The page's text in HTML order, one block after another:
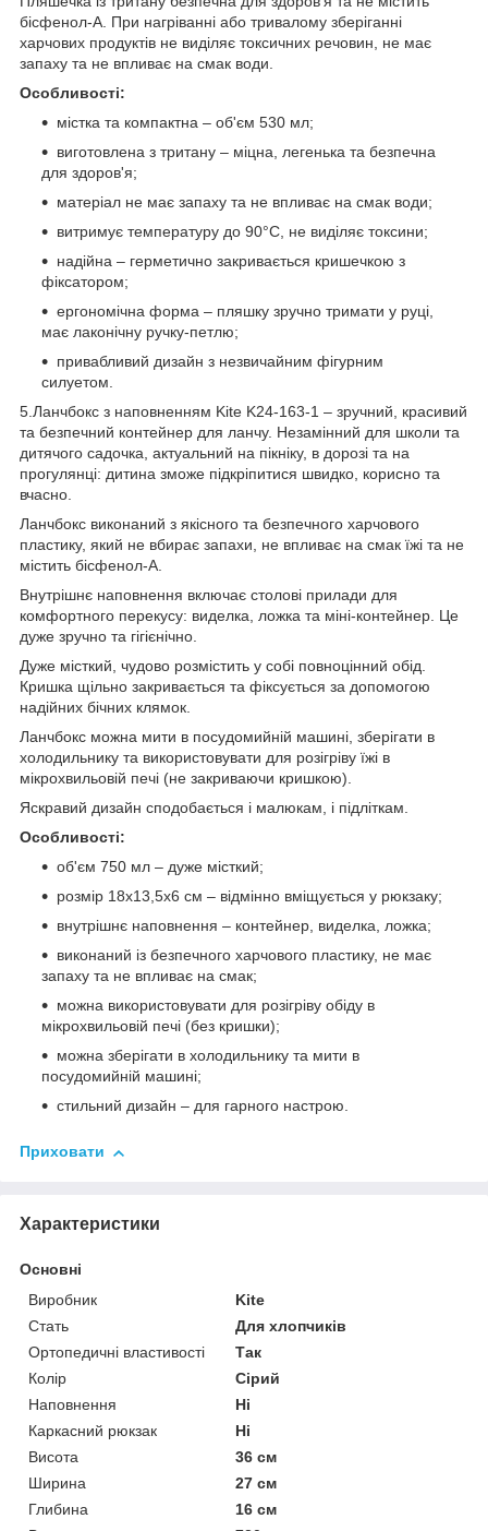
бісфенол-А. При нагріванні або тривалому зберіганні
харчових продуктів не виділяє токсичних речовин, не має
запаху та не впливає на смак води.
Особливості:
містка та компактна – об'єм 530 мл;
виготовлена з тритану – міцна, легенька та безпечна
для здоров'я;
матеріал не має запаху та не впливає на смак води;
витримує температуру до 90°C, не виділяє токсини;
надійна – герметично закривається кришечкою з
фіксатором;
ергономічна форма – пляшку зручно тримати у руці,
має лаконічну ручку-петлю;
привабливий дизайн з незвичайним фігурним
силуетом.
5.Ланчбокс з наповненням Kite K24-163-1 – зручний, красивий
та безпечний контейнер для ланчу. Незамінний для школи та
дитячого садочка, актуальний на пікніку, в дорозі та на
прогулянці: дитина зможе підкріпитися швидко, корисно та
вчасно.
Ланчбокс виконаний з якісного та безпечного харчового
пластику, який не вбирає запахи, не впливає на смак їжі та не
містить бісфенол-А.
Внутрішнє наповнення включає столові прилади для
комфортного перекусу: виделка, ложка та міні-контейнер. Це
дуже зручно та гігієнічно.
Дуже місткий, чудово розмістить у собі повноцінний обід.
Кришка щільно закривається та фіксується за допомогою
надійних бічних клямок.
Ланчбокс можна мити в посудомийній машині, зберігати в
холодильнику та використовувати для розігріву їжі в
мікрохвильовій печі (не закриваючи кришкою).
Яскравий дизайн сподобається і малюкам, і підліткам.
Особливості:
об'єм 750 мл – дуже місткий;
розмір 18х13,5х6 см – відмінно вміщується у рюкзаку;
внутрішнє наповнення – контейнер, виделка, ложка;
виконаний із безпечного харчового пластику, не має
запаху та не впливає на смак;
можна використовувати для розігріву обіду в
мікрохвильовій печі (без кришки);
можна зберігати в холодильнику та мити в
посудомийній машині;
стильний дизайн – для гарного настрою.
Приховати
Характеристики
Основні
Виробник
Kite
Стать
Для хлопчиків
Ортопедичні властивості
Так
Колір
Сірий
Наповнення
Ні
Каркасний рюкзак
Ні
Висота
36 см
Ширина
27 см
Глибина
16 см